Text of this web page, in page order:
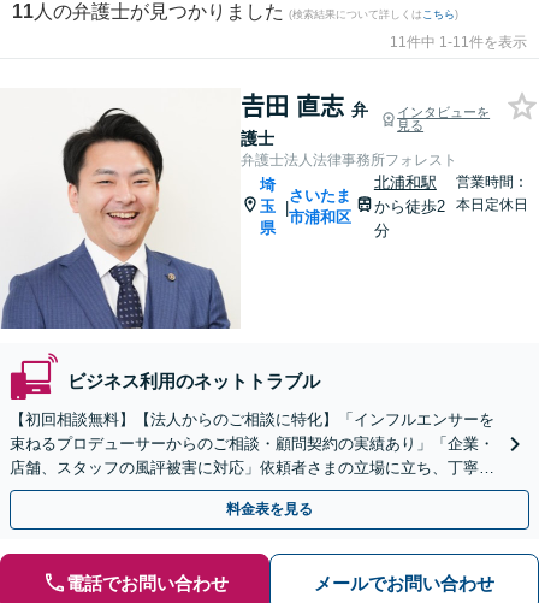
11 人の弁護士が見つかりました (検索結果について詳しくは こちら)
11件中 1-11件を表示
𠮷田 直志 弁
護士
インタビューを
見る
弁護士法人法律事務所フォレスト
埼
玉
県
|
さいたま
市浦和区
北浦和駅
から徒歩2
分
営業時間：
本日定休日
ビジネス利用のネットトラブル
【初回相談無料】【法人からのご相談に特化】「インフルエンサーを
束ねるプロデューサーからのご相談・顧問契約の実績あり」「企業・
店舗、スタッフの風評被害に対応」依頼者さまの立場に立ち、丁寧な
説明と迅速な対応で不安を解消【夜間相談可】
料金表を見る
電話でお問い合わせ メールでお問い合わせ